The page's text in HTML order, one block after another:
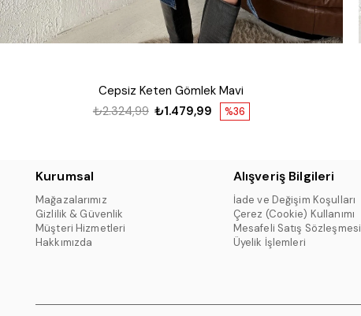
Cepsiz Keten Gömlek Mavi
%36
₺1.479,99
₺2.324,99
Kurumsal
Mağazalarımız
Gizlilik & Güvenlik
Müşteri Hizmetleri
Hakkımızda
Alışveriş Bilgileri
İade ve Değişim Koşulları
Çerez (Cookie) Kullanımı
Mesafeli Satış Sözleşmesi
Üyelik İşlemleri